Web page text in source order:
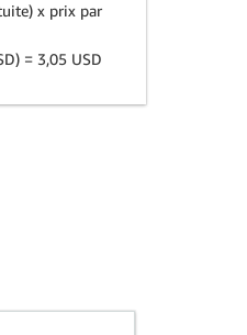
x prix par
= 3,05 USD